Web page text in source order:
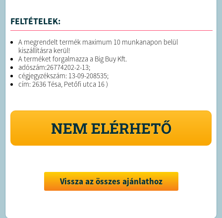
FELTÉTELEK:
A megrendelt termék maximum 10 munkanapon belül
kiszállításra kerül!
A terméket forgalmazza a Big Buy Kft.
adószám:26774202-2-13;
cégjegyzékszám: 13-09-208535;
cím: 2636 Tésa, Petőfi utca 16 )
NEM ELÉRHETŐ
Vissza az összes ajánlathoz